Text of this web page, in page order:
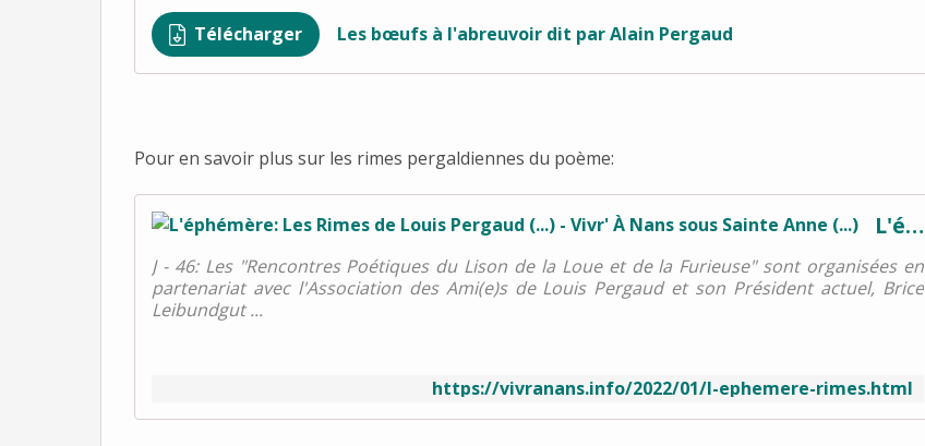
Télécharger Les bœufs à l'abreuvoir dit par Alain Pergaud
Pour en savoir plus sur les rimes pergaldiennes du poème:
L'éphémère: Les Rimes de Louis Pergaud (...) - Vivr' À Nans sous Sainte Anne (...)
J - 46: Les "Rencontres Poétiques du Lison de la Loue et de la Furieuse" sont organisées en
partenariat avec l'Association des Ami(e)s de Louis Pergaud et son Président actuel, Brice
Leibundgut ...
https://vivranans.info/2022/01/l-ephemere-rimes.html